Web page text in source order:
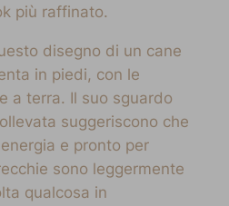
più raffinato.
disegno di un cane
in piedi, con le
a terra. Il suo sguardo
suggeriscono che
e pronto per
sono leggermente
qualcosa in